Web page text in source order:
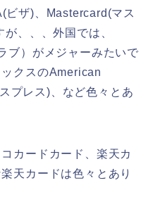
ビザ)、Mastercard(マス
、、、外国では、
ブ）がメジャーみたいで
クスのAmerican
プレス)、など色々とあ
カードカード、楽天カ
天カードは色々とあり